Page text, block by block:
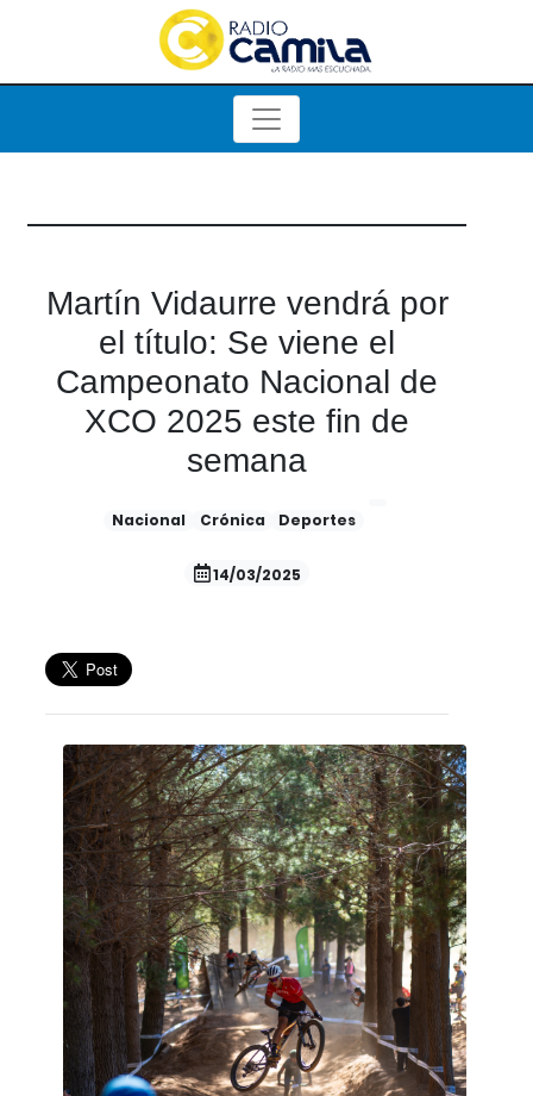
Martín Vidaurre vendrá por
el título: Se viene el
Campeonato Nacional de
XCO 2025 este fin de
semana
Nacional Crónica Deportes
14/03/2025